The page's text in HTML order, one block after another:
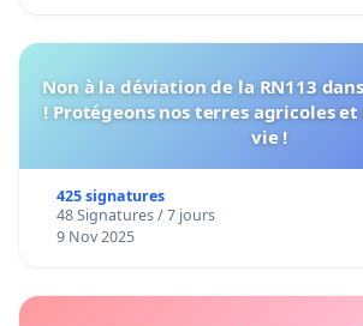
Non à la déviation de la RN113
! Protégeons nos terres agricoles
vie !
425 signatures
48 Signatures / 7 jours
9 Nov 2025